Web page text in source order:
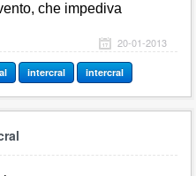
che impediva
20-01-2013
intercral intercral